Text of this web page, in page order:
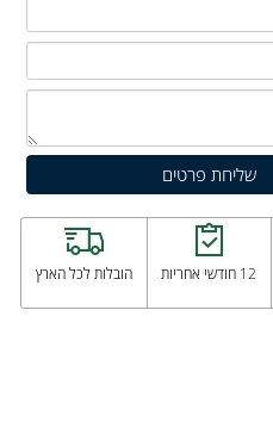
12 חודשי אחריות הובלות לכל הארץ